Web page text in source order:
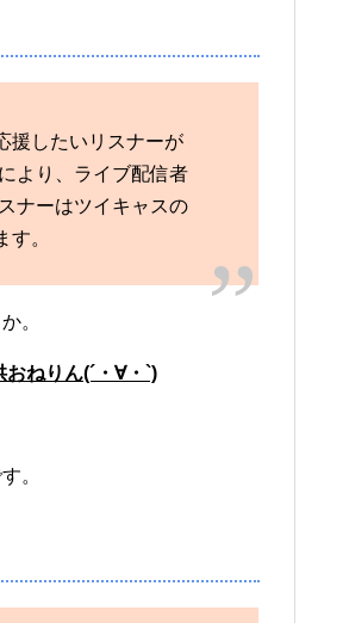
援したいリスナーが
より、ライブ配信者
ナーはツイキャスの
。
。
ねりん(´・∀・`)
。